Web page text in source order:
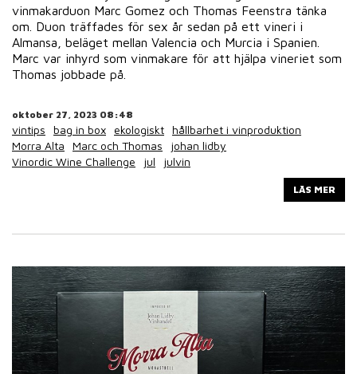
vinmakarduon Marc Gomez och Thomas Feenstra tänka
om. Duon träffades för sex år sedan på ett vineri i
Almansa, beläget mellan Valencia och Murcia i Spanien.
Marc var inhyrd som vinmakare för att hjälpa vineriet som
Thomas jobbade på.
oktober 27, 2023 08:48
vintips bag in box ekologiskt hållbarhet i vinproduktion
Morra Alta
Marc och Thomas
johan lidby
Vinordic Wine Challenge
jul julvin
LÄS MER